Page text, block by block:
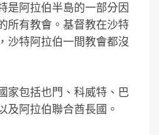
是阿拉伯半島的一部分因
所有教會。基督教在沙特
沙特阿拉伯一間教會都沒
家包括也門、科威特、巴
及阿拉伯聯合酋長國。